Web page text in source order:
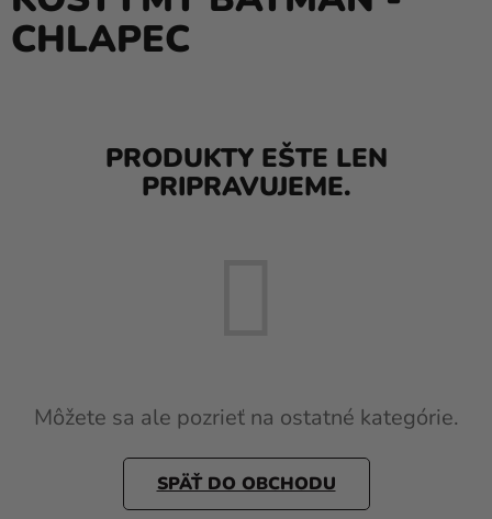
a
balóny
Výzdoba
Pečenie
CHLAPEC
PRODUKTY EŠTE LEN
PRIPRAVUJEME.
Môžete sa ale pozrieť na ostatné kategórie.
SPÄŤ DO OBCHODU